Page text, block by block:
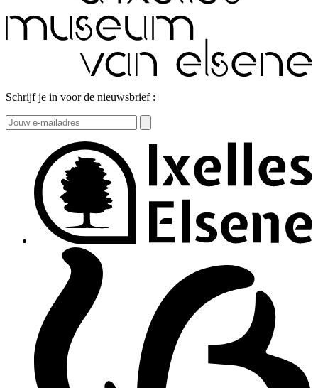
Schrijf je in voor de nieuwsbrief :